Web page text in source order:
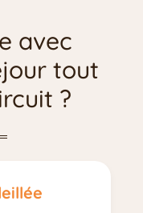
avec
tout
?